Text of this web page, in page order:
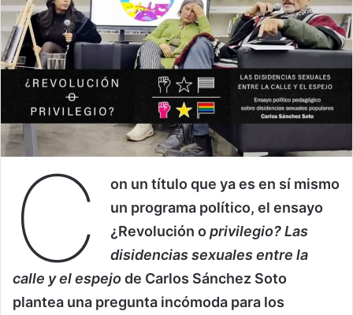
C
on un título que ya es en sí mismo
un programa político, el ensayo
¿Revolución oprivilegio? Las
disidencias sexuales entre la
calle y el espejode Carlos Sánchez Soto
plantea una pregunta incómoda para los